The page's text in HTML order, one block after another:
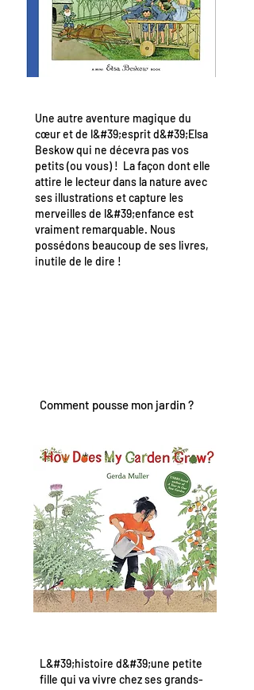
Une autre aventure magique du
cœur et de l&#39;esprit d&#39;Elsa
Beskow qui ne décevra pas vos
petits (ou vous) ! La façon dont elle
attire le lecteur dans la nature avec
ses illustrations et capture les
merveilles de l&#39;enfance est
vraiment remarquable. Nous
possédons beaucoup de ses livres,
inutile de le dire !
Comment pousse mon jardin ?
L&#39;histoire d&#39;une petite
fille qui va vivre chez ses grands-